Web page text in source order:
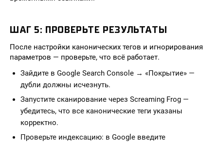
ШАГ 5: ПРОВЕРЬТЕ РЕЗУЛЬТАТЫ
После настройки канонических тегов и игнорирования
параметров — проверьте, что всё работает.
Зайдите в Google Search Console → «Покрытие» —
дубли должны исчезнуть.
Запустите сканирование через Screaming Frog —
убедитесь, что все канонические теги указаны
корректно.
Проверьте индексацию: в Google введите